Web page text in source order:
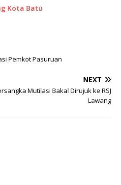
Kota Batu
Pemkot Pasuruan
NEXT
Mutilasi Bakal Dirujuk ke RSJ
Lawang